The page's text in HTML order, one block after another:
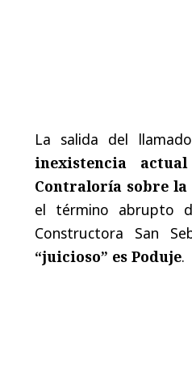
La salida del
inexistencia
Contraloría sobre la
el término abrupto
Constructora San
“juicioso” es Poduje.